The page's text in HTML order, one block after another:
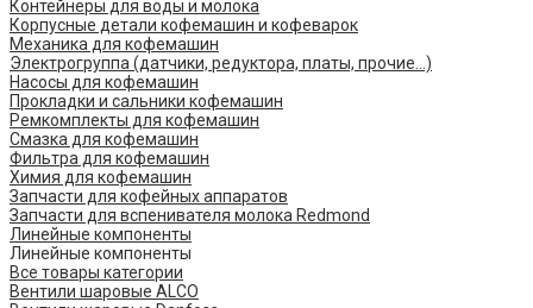
Контейнеры для воды и молока
Корпусные детали кофемашин и кофеварок
Механика для кофемашин
Электрогруппа (датчики, редуктора, платы, прочие...)
Насосы для кофемашин
Прокладки и сальники кофемашин
Ремкомплекты для кофемашин
Смазка для кофемашин
Фильтра для кофемашин
Химия для кофемашин
Запчасти для кофейных аппаратов
Запчасти для вспенивателя молока Redmond
Линейные компоненты
Линейные компоненты
Все товары категории
Вентили шаровые ALCO